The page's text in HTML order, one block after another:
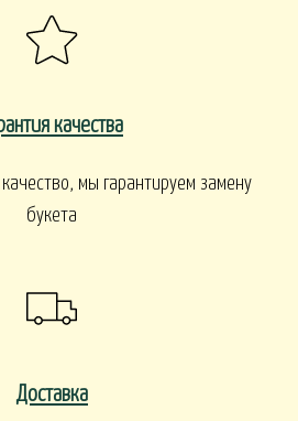
качества
мы гарантируем замену
букета
Доставка